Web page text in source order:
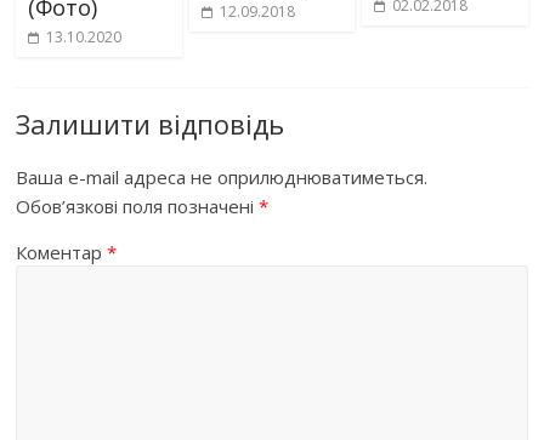
(Фото)
13.10.2020
12.09.2018 02.02.2018
Залишити відповідь
Ваша e-mail адреса не оприлюднюватиметься.
Обов’язкові поля позначені*
Коментар*